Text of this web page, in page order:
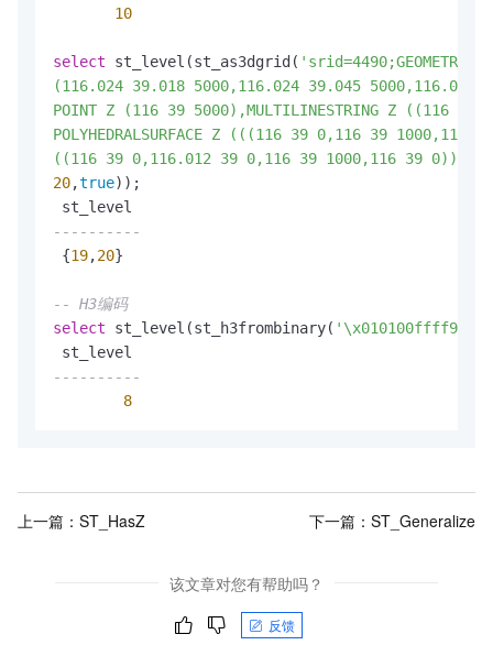
10
select st_level(st_as3dgrid(
(116.024 39.018 5000,116.024 39.045 5000,116.06
POINT Z (116 39 5000),MULTILINESTRING Z ((116
POLYHEDRALSURFACE Z (((116 39 0,116 39
((116 39 0,116.012 39 0,116 39 1000,116 39
20,true));
----------
{19,20}
-- H3编码
select st_level(st_h3frombinary(
----------
8
上一篇： ST_HasZ 下一篇： ST_Generalize
该文章对您有帮助吗？
反馈